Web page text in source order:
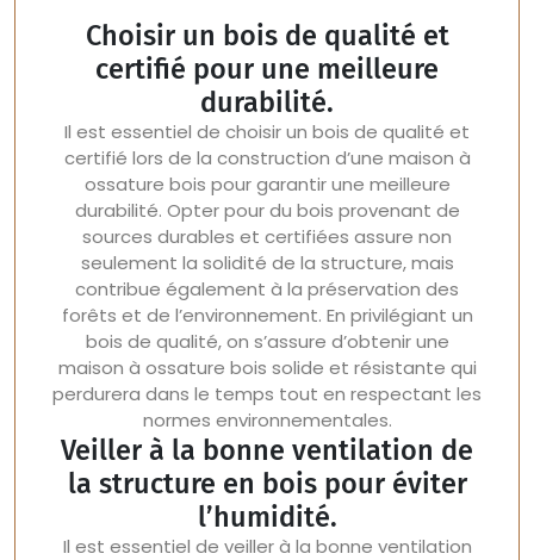
Choisir un bois de qualité et
certifié pour une meilleure
durabilité.
Il est essentiel de choisir un bois de qualité et
certifié lors de la construction d’une maison à
ossature bois pour garantir une meilleure
durabilité. Opter pour du bois provenant de
sources durables et certifiées assure non
seulement la solidité de la structure, mais
contribue également à la préservation des
forêts et de l’environnement. En privilégiant un
bois de qualité, on s’assure d’obtenir une
maison à ossature bois solide et résistante qui
perdurera dans le temps tout en respectant les
normes environnementales.
Veiller à la bonne ventilation de
la structure en bois pour éviter
l’humidité.
Il est essentiel de veiller à la bonne ventilation